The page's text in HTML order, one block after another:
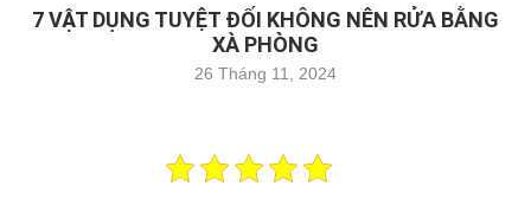
7 VẬT DỤNG TUYỆT ĐỐI KHÔNG NÊN RỬA BẰNG
XÀ PHÒNG
26 Tháng 11, 2024